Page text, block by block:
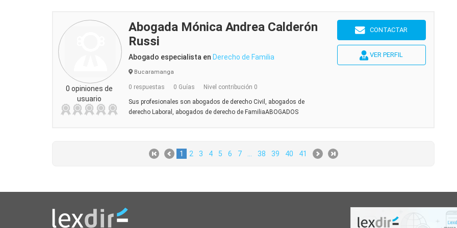
0 opiniones de
usuario
Abogada Mónica Andrea Calderón
Russi
Abogado especialista en Derecho de Familia
Bucaramanga
0 respuestas 0 Guías Nivel contribución 0
Sus profesionales son abogados de derecho Civil, abogados de
derecho Laboral, abogados de derecho de FamiliaABOGADOS
CONTACTAR
VER PERFIL
1 2 3 4 5 6 7 38 39 40 41